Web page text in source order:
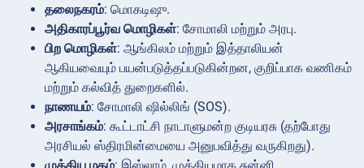
தலைநகரம்: மொகடிஷு.
அதிகாரப்பூர்வ மொழிகள்: சோமாலி மற்றும் அரபு.
பிற மொழிகள்: ஆங்கிலம் மற்றும் இத்தாலியன்
ஆகியவையும் பயன்படுத்தப்படுகின்றன, குறிப்பாக வணிகம்
மற்றும் கல்வித் துறைகளில்.
நாணயம்: சோமாலி ஷில்லிங் (SOS).
அரசாங்கம்: கூட்டாட்சி நாடாளுமன்ற குடியரசு (தற்போது
அரசியல் ஸ்திரமின்மையை அனுபவித்து வருகிறது).
முக்கிய மதம்: இஸ்லாம், முக்கியமாக சுன்னி.